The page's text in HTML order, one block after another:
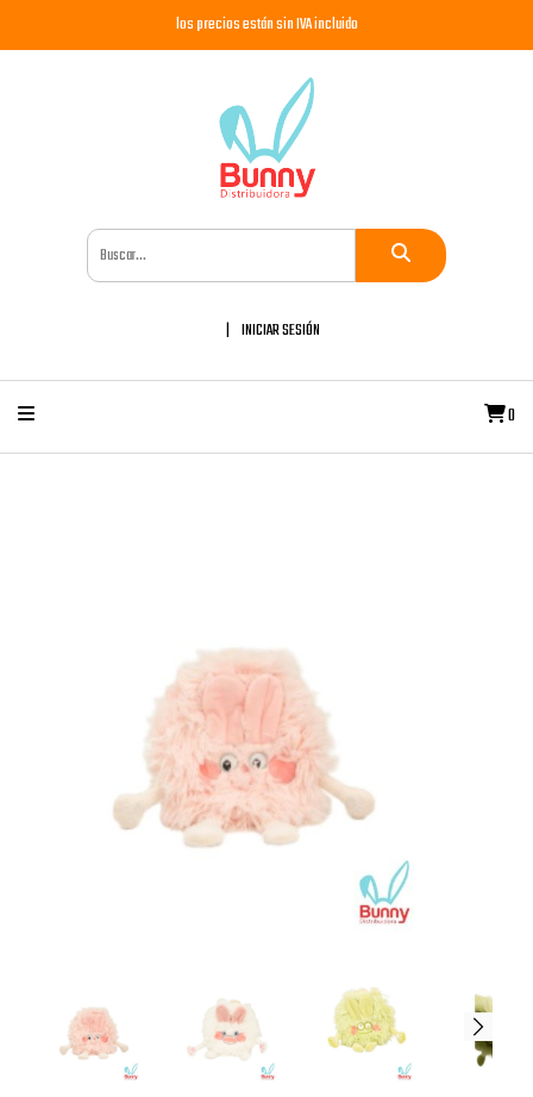
los precios están sin IVA incluido
INICIAR SESIÓN
0